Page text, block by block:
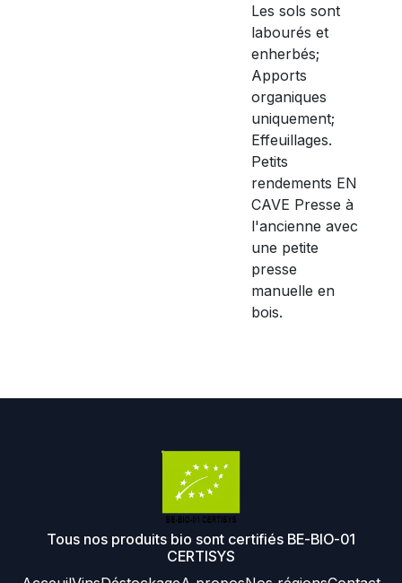
Les sols sont
labourés et
enherbés;
Apports
organiques
uniquement;
Effeuillages.
Petits
rendements EN
CAVE Presse à
l'ancienne avec
une petite
presse
manuelle en
bois.
Tous nos produits bio sont certifiés BE-BIO-01
CERTISYS